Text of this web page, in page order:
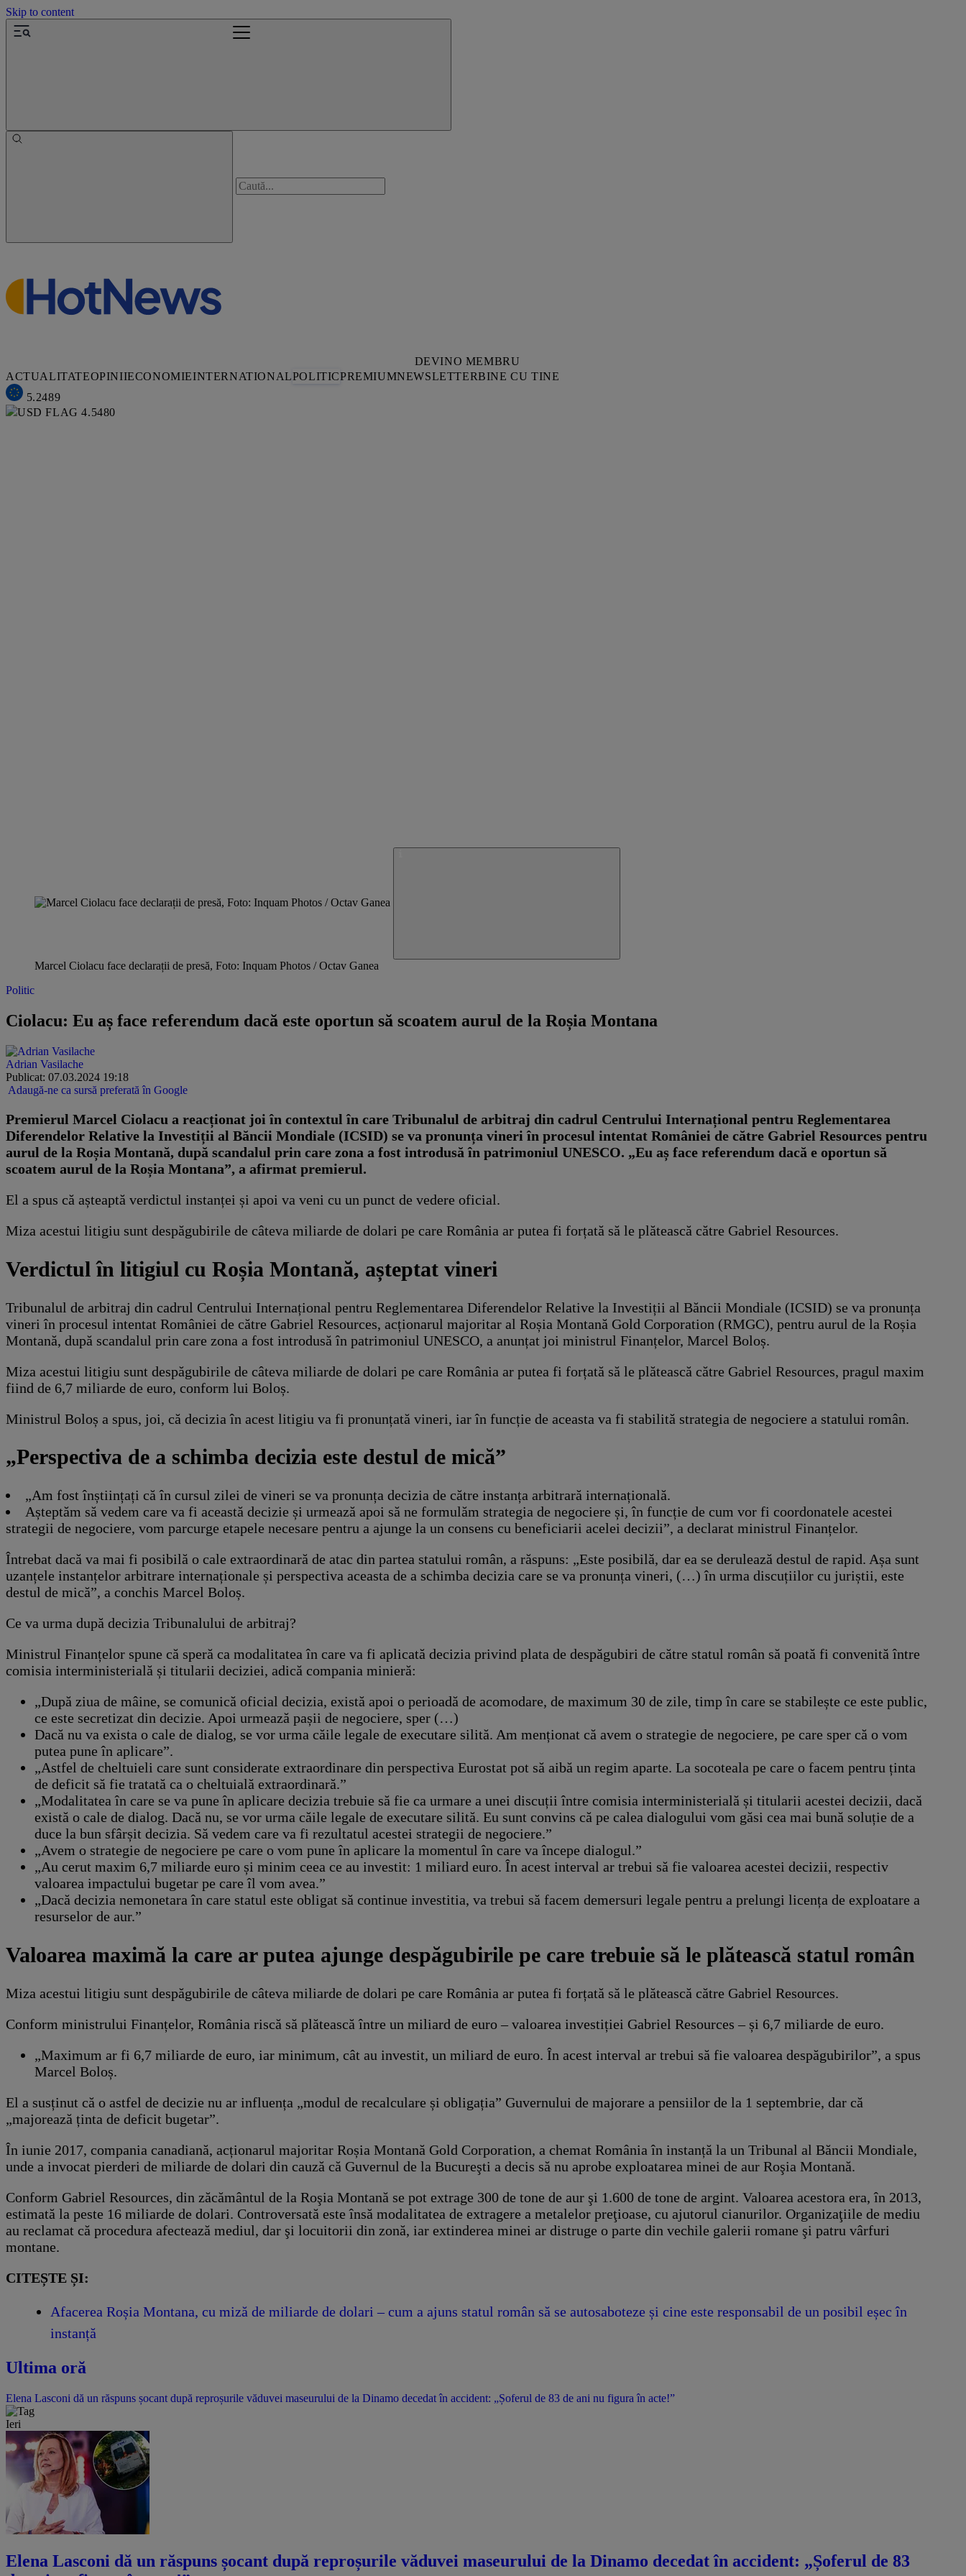
Skip to content
DEVINO MEMBRU
ACTUALITATEOPINIIECONOMIEINTERNATIONALPOLITICPREMIUMNEWSLETTERBINE CU TINE
5.2489
4.5480
Marcel Ciolacu face declarații de presă, Foto: Inquam Photos / Octav Ganea
Politic
Ciolacu: Eu aș face referendum dacă este oportun să scoatem aurul de la Roșia Montana
Adrian Vasilache
Publicat: 07.03.2024 19:18
Adaugă-ne ca sursă preferată în Google
Premierul Marcel Ciolacu a reacționat joi în contextul în care Tribunalul de arbitraj din cadrul Centrului Internațional pentru Reglementarea
Diferendelor Relative la Investiții al Băncii Mondiale (ICSID) se va pronunța vineri în procesul intentat României de către Gabriel Resources pentru
aurul de la Roșia Montană, după scandalul prin care zona a fost introdusă în patrimoniul UNESCO. „Eu aș face referendum dacă e oportun să
scoatem aurul de la Roșia Montana”, a afirmat premierul.
El a spus că așteaptă verdictul instanței și apoi va veni cu un punct de vedere oficial.
Miza acestui litigiu sunt despăgubirile de câteva miliarde de dolari pe care România ar putea fi forțată să le plătească către Gabriel Resources.
Verdictul în litigiul cu Roșia Montană, așteptat vineri
Tribunalul de arbitraj din cadrul Centrului Internațional pentru Reglementarea Diferendelor Relative la Investiții al Băncii Mondiale (ICSID) se va pronunța
vineri în procesul intentat României de către Gabriel Resources, acționarul majoritar al Roșia Montană Gold Corporation (RMGC), pentru aurul de la Roșia
Montană, după scandalul prin care zona a fost introdusă în patrimoniul UNESCO, a anunțat joi ministrul Finanțelor, Marcel Boloș.
Miza acestui litigiu sunt despăgubirile de câteva miliarde de dolari pe care România ar putea fi forțată să le plătească către Gabriel Resources, pragul maxim
fiind de 6,7 miliarde de euro, conform lui Boloș.
Ministrul Boloș a spus, joi, că decizia în acest litigiu va fi pronunțată vineri, iar în funcție de aceasta va fi stabilită strategia de negociere a statului român.
„Perspectiva de a schimba decizia este destul de mică”
„Am fost înștiințați că în cursul zilei de vineri se va pronunța decizia de către instanța arbitrară internațională.
Așteptăm să vedem care va fi această decizie și urmează apoi să ne formulăm strategia de negociere și, în funcție de cum vor fi coordonatele acestei
strategii de negociere, vom parcurge etapele necesare pentru a ajunge la un consens cu beneficiarii acelei decizii”, a declarat ministrul Finanțelor.
Întrebat dacă va mai fi posibilă o cale extraordinară de atac din partea statului român, a răspuns: „Este posibilă, dar ea se derulează destul de rapid. Așa sunt
uzanțele instanțelor arbitrare internaționale și perspectiva aceasta de a schimba decizia care se va pronunța vineri, (…) în urma discuțiilor cu juriștii, este
destul de mică”, a conchis Marcel Boloș.
Ce va urma după decizia Tribunalului de arbitraj?
Ministrul Finanțelor spune că speră ca modalitatea în care va fi aplicată decizia privind plata de despăgubiri de către statul român să poată fi convenită între
comisia interministerială și titularii deciziei, adică compania minieră:
„După ziua de mâine, se comunică oficial decizia, există apoi o perioadă de acomodare, de maximum 30 de zile, timp în care se stabilește ce este public,
ce este secretizat din decizie. Apoi urmează pașii de negociere, sper (…)
Dacă nu va exista o cale de dialog, se vor urma căile legale de executare silită. Am menționat că avem o strategie de negociere, pe care sper că o vom
putea pune în aplicare”.
„Astfel de cheltuieli care sunt considerate extraordinare din perspectiva Eurostat pot să aibă un regim aparte. La socoteala pe care o facem pentru ținta
de deficit să fie tratată ca o cheltuială extraordinară.”
„Modalitatea în care se va pune în aplicare decizia trebuie să fie ca urmare a unei discuții între comisia interministerială și titularii acestei decizii, dacă
există o cale de dialog. Dacă nu, se vor urma căile legale de executare silită. Eu sunt convins că pe calea dialogului vom găsi cea mai bună soluție de a
duce la bun sfârșit decizia. Să vedem care va fi rezultatul acestei strategii de negociere.”
„Avem o strategie de negociere pe care o vom pune în aplicare la momentul în care va începe dialogul.”
„Au cerut maxim 6,7 miliarde euro și minim ceea ce au investit: 1 miliard euro. În acest interval ar trebui să fie valoarea acestei decizii, respectiv
valoarea impactului bugetar pe care îl vom avea.”
„Dacă decizia nemonetara în care statul este obligat să continue investitia, va trebui să facem demersuri legale pentru a prelungi licența de exploatare a
resurselor de aur.”
Valoarea maximă la care ar putea ajunge despăgubirile pe care trebuie să le plătească statul român
Miza acestui litigiu sunt despăgubirile de câteva miliarde de dolari pe care România ar putea fi forțată să le plătească către Gabriel Resources.
Conform ministrului Finanțelor, România riscă să plătească între un miliard de euro – valoarea investiției Gabriel Resources – și 6,7 miliarde de euro.
„Maximum ar fi 6,7 miliarde de euro, iar minimum, cât au investit, un miliard de euro. În acest interval ar trebui să fie valoarea despăgubirilor”, a spus
Marcel Boloș.
El a susținut că o astfel de decizie nu ar influența „modul de recalculare și obligația” Guvernului de majorare a pensiilor de la 1 septembrie, dar că
„majorează ținta de deficit bugetar”.
În iunie 2017, compania canadiană, acționarul majoritar Roșia Montană Gold Corporation, a chemat România în instanță la un Tribunal al Băncii Mondiale,
unde a invocat pierderi de miliarde de dolari din cauză că Guvernul de la Bucureşti a decis să nu aprobe exploatarea minei de aur Roşia Montană.
Conform Gabriel Resources, din zăcământul de la Roşia Montană se pot extrage 300 de tone de aur şi 1.600 de tone de argint. Valoarea acestora era, în 2013,
estimată la peste 16 miliarde de dolari. Controversată este însă modalitatea de extragere a metalelor preţioase, cu ajutorul cianurilor. Organizaţiile de mediu
au reclamat că procedura afectează mediul, dar şi locuitorii din zonă, iar extinderea minei ar distruge o parte din vechile galerii romane şi patru vârfuri
montane.
CITEȘTE ȘI:
Afacerea Roșia Montana, cu miză de miliarde de dolari – cum a ajuns statul român să se autosaboteze și cine este responsabil de un posibil eșec în
instanță
Ultima oră
Elena Lasconi dă un răspuns șocant după reproșurile văduvei maseurului de la Dinamo decedat în accident: „Șoferul de 83 de ani nu figura în acte!”
Ieri
Elena Lasconi dă un răspuns șocant după reproșurile văduvei maseurului de la Dinamo decedat în accident: „Șoferul de 83